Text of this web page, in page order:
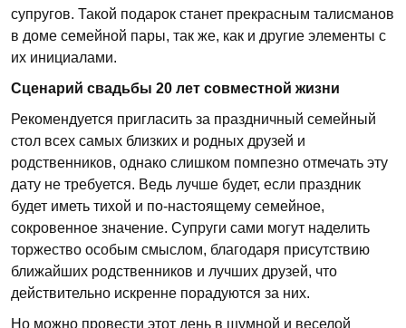
супругов. Такой подарок станет прекрасным талисманов
в доме семейной пары, так же, как и другие элементы с
их инициалами.
Сценарий свадьбы 20 лет совместной жизни
Рекомендуется пригласить за праздничный семейный
стол всех самых близких и родных друзей и
родственников, однако слишком помпезно отмечать эту
дату не требуется. Ведь лучше будет, если праздник
будет иметь тихой и по-настоящему семейное,
сокровенное значение. Супруги сами могут наделить
торжество особым смыслом, благодаря присутствию
ближайших родственников и лучших друзей, что
действительно искренне порадуются за них.
Но можно провести этот день в шумной и веселой